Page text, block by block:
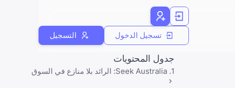
تسجيل الدخول التسجيل
جدول المحتويات
1. Seek Australia: الرائد بلا منازع في السوق